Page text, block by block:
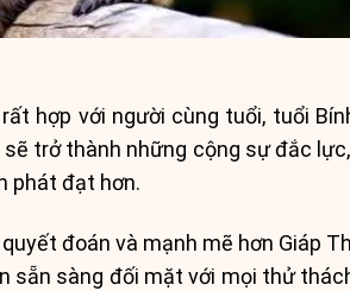
hợp với người cùng tuổi, tuổi
trở thành những cộng sự đắc
phát đạt hơn.
đoán và mạnh mẽ hơn Giáp
sàng đối mặt với mọi thử